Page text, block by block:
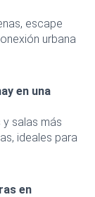
escape
urbana
en una
salas más
ideales para
en